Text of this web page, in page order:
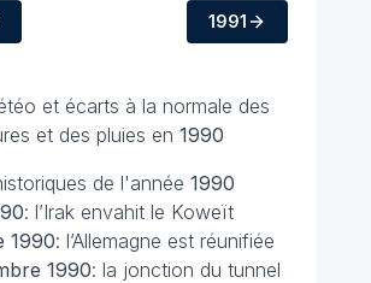
1991
et écarts à la normale des
et des pluies en 1990
de l'année 1990
: l’Irak envahit le Koweït
1990: l’Allemagne est réunifiée
1990: la jonction du tunnel